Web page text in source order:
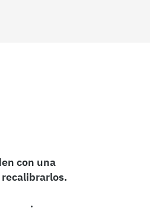
con una